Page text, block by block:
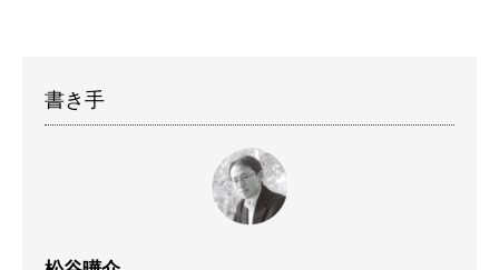
書き手